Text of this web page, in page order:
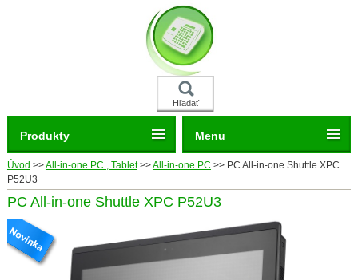
Hľadať
Úvod >>All-in-one PC , Tablet >>All-in-one PC >> PC All-in-one Shuttle XPC
P52U3
PC All-in-one Shuttle XPC P52U3
Produkty Menu